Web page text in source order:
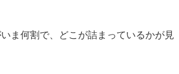
ま何割で、どこが詰まっているかが見